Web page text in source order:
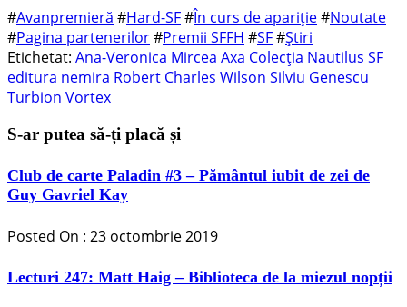
#Avanpremieră #Hard-SF#În curs de apariție#Noutate
#Pagina partenerilor#Premii SFFH #SF#Știri
Etichetat: Ana-Veronica Mircea Axa Colecția Nautilus SF
editura nemira Robert Charles Wilson Silviu Genescu
Turbion Vortex
S-ar putea să-ți placă și
Club de carte Paladin #3 – Pământul iubit de zei de
Guy Gavriel Kay
Posted On : 23 octombrie 2019
Lecturi 247: Matt Haig – Biblioteca de la miezul nopții